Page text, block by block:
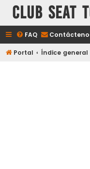
Club Seat
FAQ
Portal Índice general